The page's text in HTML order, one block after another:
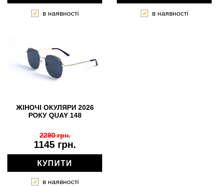
в наявності в наявності
ЖІНОЧІ ОКУЛЯРИ 2026
РОКУ QUAY 148
1145 грн.
2290 грн.
КУПИТИ
в наявності